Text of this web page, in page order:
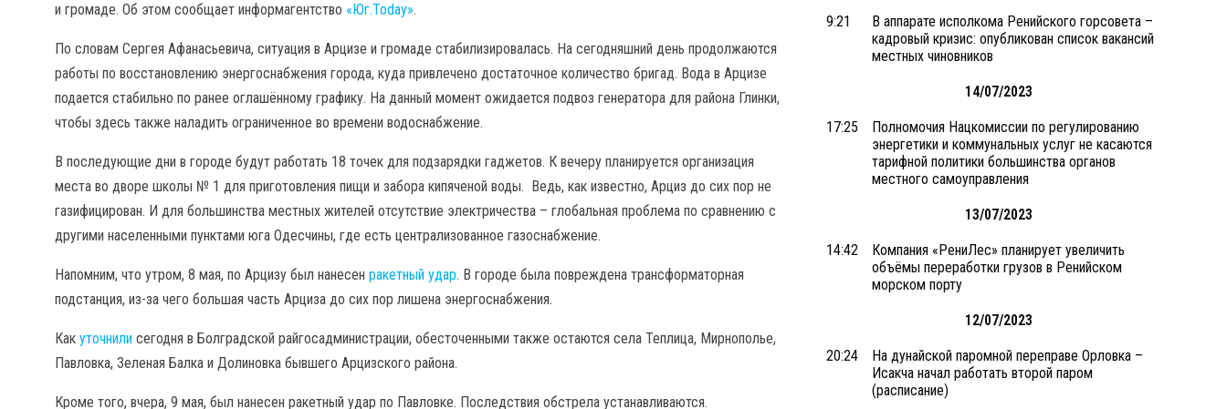
и громаде. Об этом сообщает информагентство «Юг.Today».
По словам Сергея Афанасьевича, ситуация в Арцизе и громаде стабилизировалась. На сегодняшний день продолжаются
работы по восстановлению энергоснабжения города, куда привлечено достаточное количество бригад. Вода в Арцизе
подается стабильно по ранее оглашённому графику. На данный момент ожидается подвоз генератора для района Глинки,
чтобы здесь также наладить ограниченное во времени водоснабжение.
В последующие дни в городе будут работать 18 точек для подзарядки гаджетов. К вечеру планируется организация
места во дворе школы № 1 для приготовления пищи и забора кипяченой воды. Ведь, как известно, Арциз до сих пор не
газифицирован. И для большинства местных жителей отсутствие электричества – глобальная проблема по сравнению с
другими населенными пунктами юга Одесчины, где есть централизованное газоснабжение.
Напомним, что утром, 8 мая, по Арцизу был нанесен ракетный удар. В городе была повреждена трансформаторная
подстанция, из-за чего большая часть Арциза до сих пор лишена энергоснабжения.
Как уточнили сегодня в Болградской райгосадминистрации, обесточенными также остаются села Теплица, Мирнополье,
Павловка, Зеленая Балка и Долиновка бывшего Арцизского района.
Кроме того, вчера, 9 мая, был нанесен ракетный удар по Павловке. Последствия обстрела устанавливаются.
9:21
В аппарате исполкома Ренийского горсовета –
кадровый кризис: опубликован список вакансий
местных чиновников
14/07/2023
17:25
Полномочия Нацкомиссии по регулированию
энергетики и коммунальных услуг не касаются
тарифной политики большинства органов
местного самоуправления
13/07/2023
14:42
Компания «РениЛес» планирует увеличить
объёмы переработки грузов в Ренийском
морском порту
12/07/2023
20:24
На дунайской паромной переправе Орловка –
Исакча начал работать второй паром
(расписание)